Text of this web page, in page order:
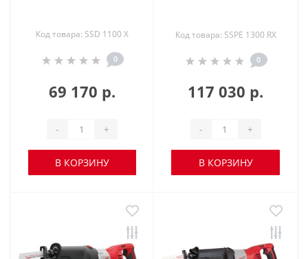
Код товара: SSD 1100 X
0
69 170 р.
- +
В КОРЗИНУ
Код товара: SSPE 1300 RX
0
117 030 р.
- +
В КОРЗИНУ